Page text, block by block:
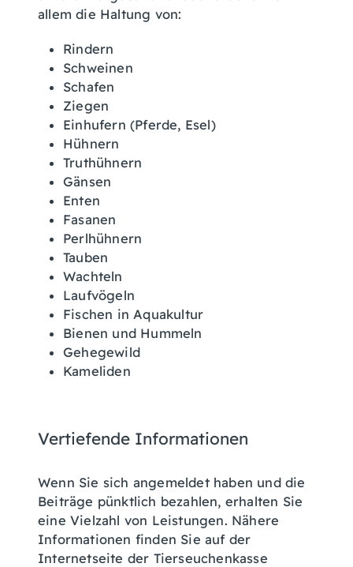
allem die Haltung von:
Rindern
Schweinen
Schafen
Ziegen
Einhufern (Pferde, Esel)
Hühnern
Truthühnern
Gänsen
Enten
Fasanen
Perlhühnern
Tauben
Wachteln
Laufvögeln
Fischen in Aquakultur
Bienen und Hummeln
Gehegewild
Kameliden
Vertiefende Informationen
Wenn Sie sich angemeldet haben und die
Beiträge pünktlich bezahlen, erhalten Sie
eine Vielzahl von Leistungen. Nähere
Informationen finden Sie auf der
Internetseite der Tierseuchenkasse